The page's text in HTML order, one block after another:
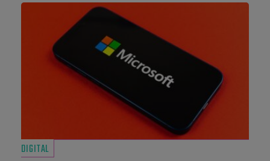
DIGITAL